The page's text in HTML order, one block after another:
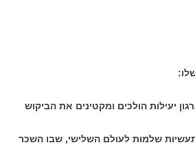
יעילות הולכים ומקטינים את הביקוש
שלמות לעולם השלישי, שבו השכר